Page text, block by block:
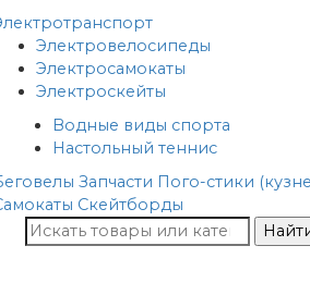
Электровелосипеды
Электросамокаты
Электроскейты
Водные виды спорта
Настольный теннис
Запчасти Пого-стики
Скейтборды